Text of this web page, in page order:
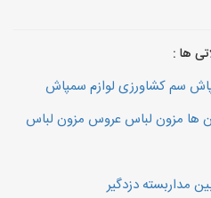
ها :
سم کشاورزی لوازم سمپاش
ها مزون لباس عروس مزون لباس
مداربسته دزدگیر